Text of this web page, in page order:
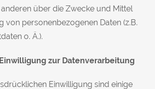
über die Zwecke und Mittel
von personenbezogenen Daten (z.B.
o. Ä.).
zur Datenverarbeitung
Einwilligung sind einige